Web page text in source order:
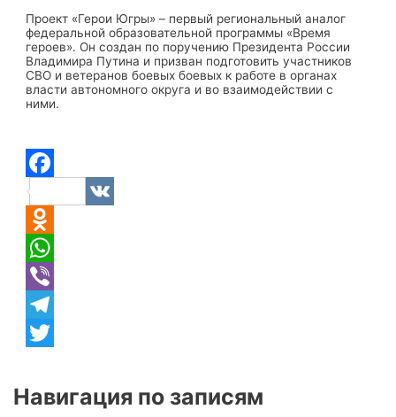
Проект «Герои Югры» – первый региональный аналог
федеральной образовательной программы «Время
героев». Он создан по поручению Президента России
Владимира Путина и призван подготовить участников
СВО и ветеранов боевых боевых к работе в органах
власти автономного округа и во взаимодействии с
ними.
Facebook
VK
Odnoklassniki
WhatsApp
Viber
Telegram
Навигация по записям